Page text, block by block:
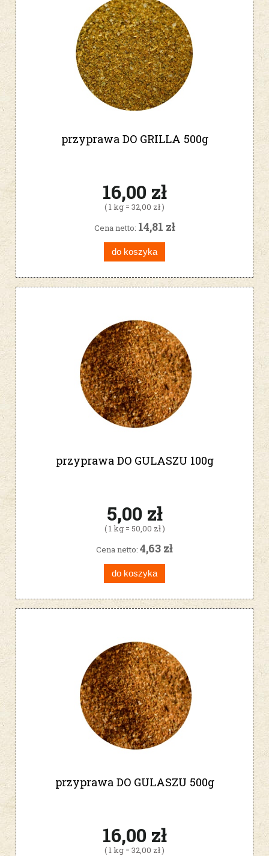
przyprawa DO GRILLA 500g
16,00 zł
( 1 kg = 32,00 zł )
Cena netto: 14,81 zł
do koszyka
przyprawa DO GULASZU 100g
5,00 zł
( 1 kg = 50,00 zł )
Cena netto: 4,63 zł
do koszyka
przyprawa DO GULASZU 500g
16,00 zł
( 1 kg = 32,00 zł )